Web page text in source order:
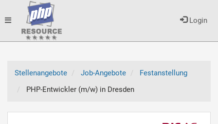
Login
Toggle
Stellenangebote
Job-Angebote
Festanstellung
PHP-Entwickler (m/w) in Dresden